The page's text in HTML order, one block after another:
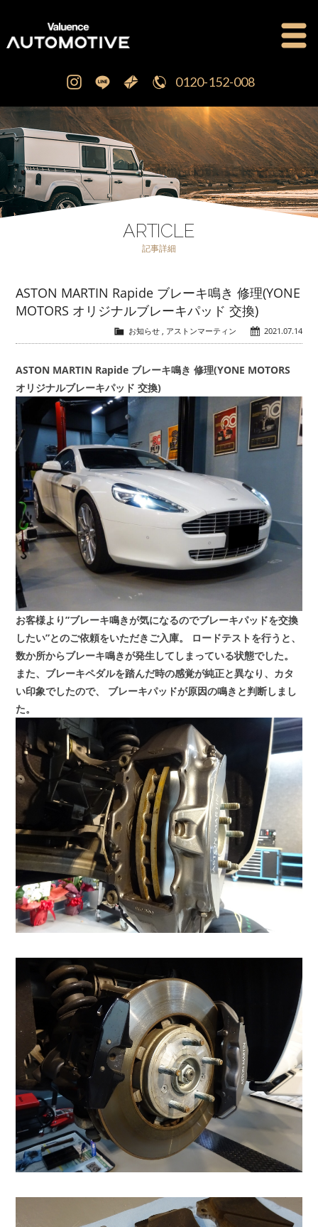
0120-152-008
公式ブログ OFFICIAL BLOG
新車・中古車販売 CAR SALES
注文販売 ORDER SALES
点検修理・車検
会社概要 COMPANY
お問い合わせ
ARTICLE
記事詳細
ASTON MARTIN Rapide ブレーキ鳴き 修理(YONE
MOTORS オリジナルブレーキパッド 交換)
2021.07.14
お知らせ, アストンマーティン
ASTON MARTIN Rapide ブレーキ鳴き 修理(YONE MOTORS
オリジナルブレーキパッド 交換)
お客様より”ブレーキ鳴きが気になるのでブレーキパッドを交換
したい”とのご依頼をいただきご入庫。
ロードテストを行うと、
数か所からブレーキ鳴きが発生してしまっている状態でした。
また、ブレーキペダルを踏んだ時の感覚が純正と異なり、カタ
い印象でしたので、
ブレーキパッドが原因の鳴きと判断しまし
た。